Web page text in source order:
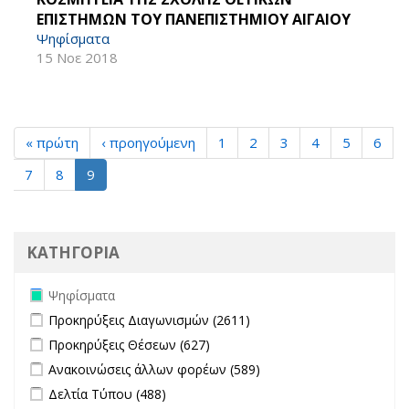
ΕΠΙΣΤΗΜΩΝ ΤΟΥ ΠΑΝΕΠΙΣΤΗΜΙΟΥ ΑΙΓΑΙΟΥ
Ψηφίσματα
15 Νοε 2018
« πρώτη ‹ προηγούμενη 1 2 3 4 5
6
7
8 9
ΚΑΤΗΓΟΡΙΑ
Remove Ψηφίσματα filter
Ψηφίσματα
Apply Προκηρύξεις Διαγωνισμών filter
Προκηρύξεις Διαγωνισμών (2611)
Apply Προκηρύξεις Θέσεων filter
Προκηρύξεις Θέσεων (627)
Apply Ανακοινώσεις άλλων φορέων filter
Ανακοινώσεις άλλων φορέων (589)
Apply Δελτία Τύπου filter
Δελτία Τύπου (488)